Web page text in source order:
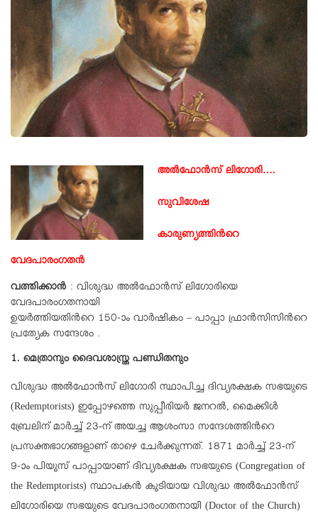
അൽഫോൻസ് ലിഗോരി….
സുവിശേഷ
കാരുണ്യത്തിന്‍റെ
വേദപാരംഗതൻ
വത്തിക്കാൻ : വിശുദ്ധ അൽഫോൻസ് ലിഗോരിയെ
വേദപാരംഗതനായി
ഉയർത്തിയതിന്‍റെ 150-ാം വാർഷികം – പാപ്പാ ഫ്രാൻസിസിന്‍റെ
പ്രത്യേക സന്ദേശം .
1. മെത്രാനും ദൈവശാസ്ത്ര പണ്ഡിതനും
വിശുദ്ധ അൽഫോൻസ് ലിഗോരി സ്ഥാപിച്ച ദിവ്യരക്ഷക സഭയുടെ
(Redemptorists) ഇപ്പോഴത്തെ സുപ്പീരിയർ ജനറൽ, മൈക്കിൾ
ബ്രേലിന് മാർച്ച് 23-ന് അയച്ച ആശംസാ സന്ദേശത്തിന്‍റെ
പ്രസക്തഭാഗങ്ങളാണ് താഴെ ചേർക്കുന്നത്. 1871 മാർച്ച് 23-ന്
9-ാം പിയൂസ് പാപ്പായാണ് ദിവ്യരക്ഷക സഭയുടെ (Congregation of
the Redemptorists) സ്ഥാപകൻ കൂടിയായ വിശുദ്ധ അൽഫോൻസ്
ലിഗോരിയെ സഭയുടെ വേദപാരംഗതനായി (Doctor of the Church)